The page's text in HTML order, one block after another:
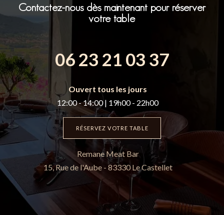
Contactez-nous dès maintenant pour réserver
votre table
06 23 21 03 37
Ouvert tous les jours
12:00 - 14:00 | 19h00 - 22h00
RÉSERVEZ VOTRE TABLE
Remane Meat Bar
15, Rue de l'Aube - 83330 Le Castellet